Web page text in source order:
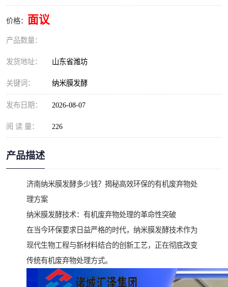
价格： 面议
产品数量：
发货地址： 山东省潍坊
关键词： 纳米膜发酵
发布日期： 2026-08-07
阅 读 量： 226
产品描述
济南纳米膜发酵多少钱？揭秘高效环保的有机废弃物处
理方案
纳米膜发酵技术：有机废弃物处理的革命性突破
在当今环保要求日益严格的时代，纳米膜发酵技术作为
现代生物工程与新材料结合的创新工艺，正在彻底改变
传统有机废弃物处理方式。